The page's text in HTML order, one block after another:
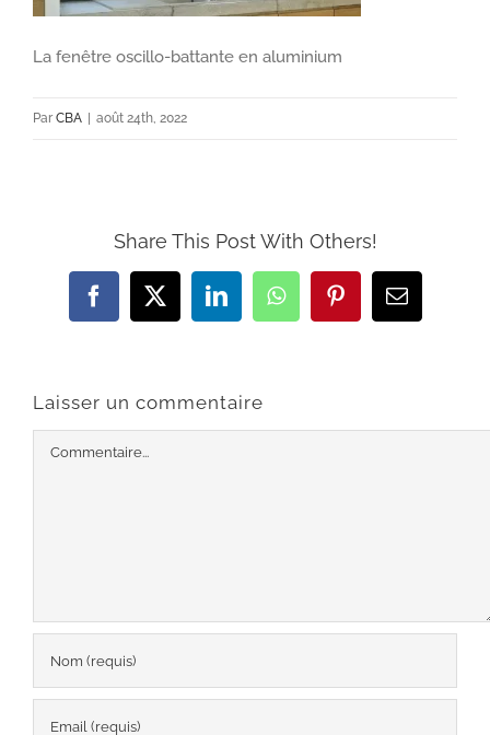
La fenêtre oscillo-battante en aluminium
Par CBA | août 24th, 2022
Share This Post With Others!
Facebook
X LinkedInWhatsAppPinterestEmail
Laisser un commentaire
Commentaire